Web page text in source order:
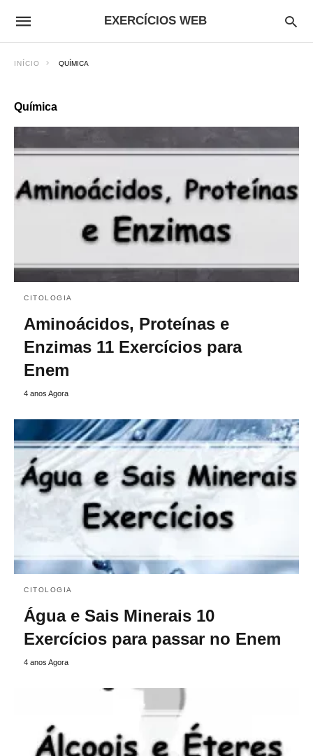
EXERCÍCIOS WEB
INÍCIO QUÍMICA
Química
CITOLOGIA
Aminoácidos, Proteínas e
Enzimas 11 Exercícios para
Enem
4 anos Agora
CITOLOGIA
Água e Sais Minerais 10
Exercícios para passar no Enem
4 anos Agora